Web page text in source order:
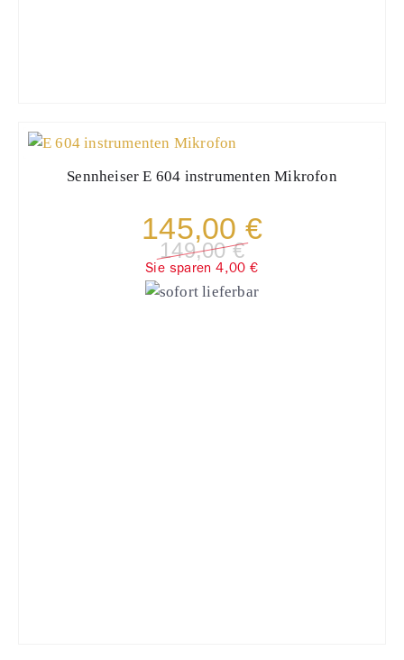
Sennheiser E 604 instrumenten Mikrofon
145,00 €
149,00 €
Sie sparen 4,00 €